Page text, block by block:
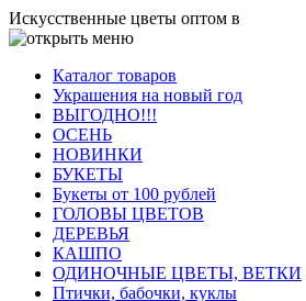
Искусственные цветы оптом в
Каталог товаров
Украшения на новый год
ВЫГОДНО!!!
ОСЕНЬ
НОВИНКИ
БУКЕТЫ
Букеты от 100 рублей
ГОЛОВЫ ЦВЕТОВ
ДЕРЕВЬЯ
КАШПО
ОДИНОЧНЫЕ ЦВЕТЫ, ВЕТКИ
Птички, бабочки, куклы